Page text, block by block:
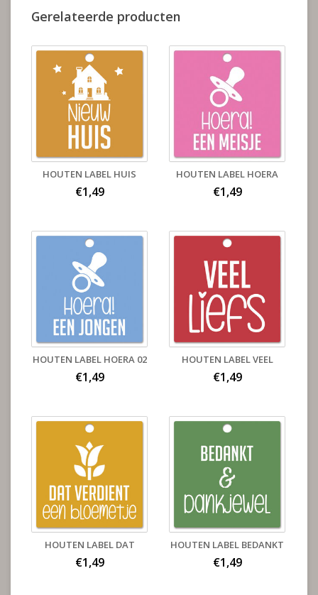
Gerelateerde producten
HOUTEN LABEL HUIS
€1,49
HOUTEN LABEL HOERA
€1,49
HOUTEN LABEL HOERA 02
€1,49
HOUTEN LABEL VEEL
€1,49
HOUTEN LABEL DAT
€1,49
HOUTEN LABEL BEDANKT
€1,49